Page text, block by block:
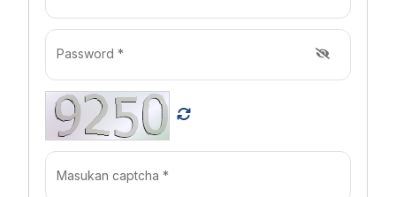
Password *
Masukan captcha *